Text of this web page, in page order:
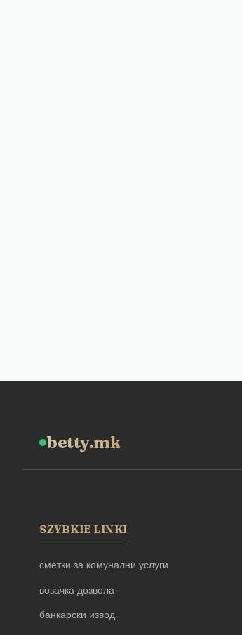
betty.mk
SZYBKIE LINKI
сметки за комунални услуги
возачка дозвола
банкарски извод